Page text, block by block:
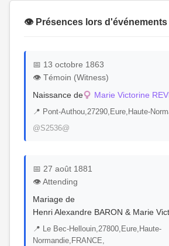
👁️ Présences lors d'événements
📅 13 octobre 1863
👁️ Témoin (Witness)
Naissance de
Marie Victorine
📍 Pont-Authou,27290,Eure,Haute-
@S2536@
📅 27 août 1881
👁️ Attending
Mariage de
Henri Alexandre BARON & Marie
📍 Le Bec-Hellouin,27800,Eure,Haute-
Normandie,FRANCE,